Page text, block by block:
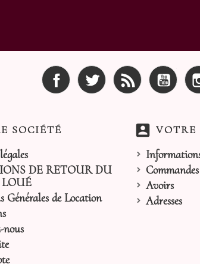
Facebook Twitter Rss
SOCIÉTÉ
DE RETOUR DU
Générales de Location
nous
account_box VOTRE
Commandes
Avoirs
Adresses